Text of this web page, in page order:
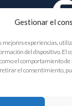
Gestionar el
mejores experiencias,
del dispositivo. El
el comportamiento
el consentimiento,